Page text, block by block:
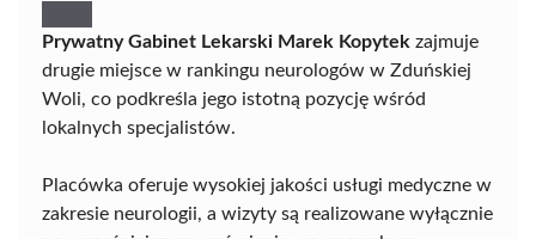
Prywatny Gabinet Lekarski Marek Kopytek zajmuje
drugie miejsce w rankingu neurologów w Zduńskiej
Woli, co podkreśla jego istotną pozycję wśród
lokalnych specjalistów.
Placówka oferuje wysokiej jakości usługi medyczne w
zakresie neurologii, a wizyty są realizowane wyłącznie